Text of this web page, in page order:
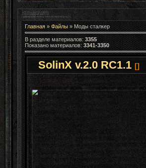
Главная» Файлы» Моды сталкер
В разделе материалов: 3355
Показано материалов: 3341-3350
SolinX v.2.0 RC1.1 []